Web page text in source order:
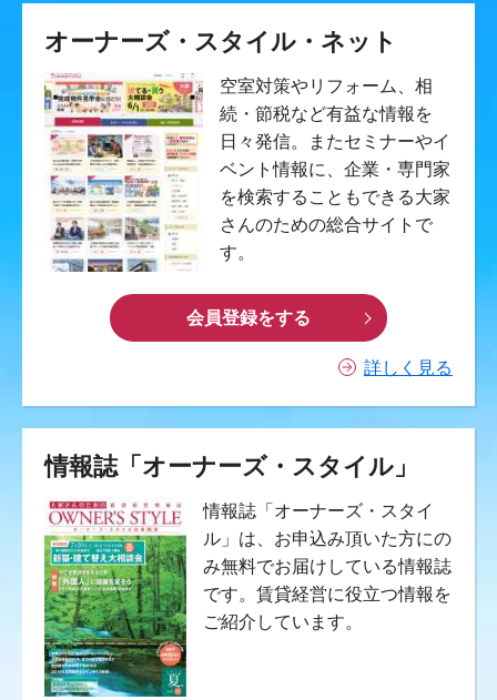
オーナーズ・スタイル・ネット
空室対策やリフォーム、相
続・節税など有益な情報を
日々発信。またセミナーやイ
ベント情報に、企業・専門家
を検索することもできる大家
さんのための総合サイトで
す。
会員登録をする
詳しく見る
情報誌「オーナーズ・スタイル」
情報誌「オーナーズ・スタイ
ル」は、お申込み頂いた方にの
み無料でお届けしている情報誌
です。賃貸経営に役立つ情報を
ご紹介しています。